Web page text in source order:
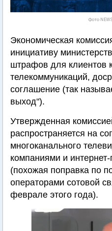
Фото
Экономическая
инициативу
штрафов для клиентов
телекоммуникаций,
соглашение (так
выход").
Утвержденная
распространяется на
многоканального
компаниями и
(похожая поправка по
операторами сотовой
феврале этого года).